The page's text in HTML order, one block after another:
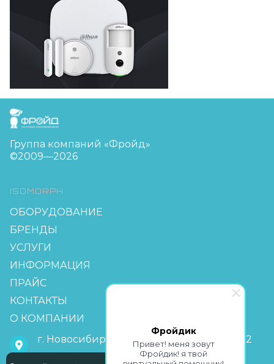
Фройдик
Привет! меня зовут
Фройдик! я твой
FreudGroup
Группа компаний «Фройд»
©2009—2026
ISOMORPH
ОБОРУДОВАНИЕ
БРЕНДЫ
УСЛУГИ
ИНФОРМАЦИЯ
ПРАЙС
КОНТАКТЫ
О КОМПАНИИ
г. Новосибирск, мкр Горский 63, офис 2-2